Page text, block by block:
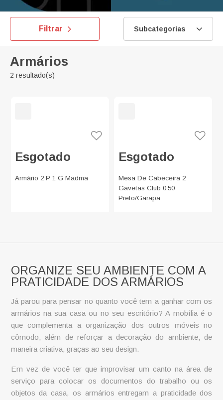
Filtrar
Armários
2 resultado(s)
Subcategorias
Esgotado
Armário 2 P 1 G Madma
Esgotado
Mesa De Cabeceira 2
Gavetas Club 0,50
Preto/Garapa
ORGANIZE SEU AMBIENTE COM A
PRATICIDADE DOS ARMÁRIOS
Já parou para pensar no quanto você tem a ganhar com os
armários na sua casa ou no seu escritório? A mobília é o
que complementa a organização dos outros móveis no
cômodo, além de reforçar a decoração do ambiente, de
maneira criativa, graças ao seu design.
Em vez de você ter que improvisar um canto na área de
serviço para colocar os documentos do trabalho ou os
objetos da casa, os armários entregam a praticidade dos